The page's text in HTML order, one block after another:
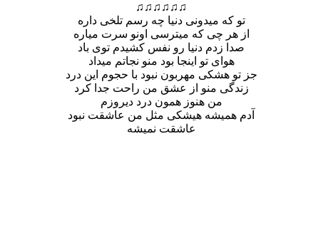
♫♫♫♫♫♫
تو که میدونی دنیا چه رسم تلخی داره
از هر چی که میترسی اونو سرت میاره
صدا زدم دنیا رو نفس کشیدم توی باد
هوای تو اینجا بود منو نجاتم میداد
جز تو هشکی مهربون نبود با حجوم این درد
زندگی منو از عشق من راحت جدا کرد
من هنوز همون درد دیروزم
آدم همیشه هیشکی مثل من عاشقت نبود
عاشقت نمیشه